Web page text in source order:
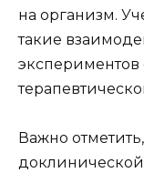
на организм.
такие
экспериментов
Важно